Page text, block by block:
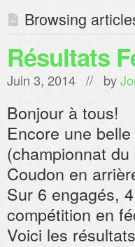
Browsing
Résultats
Juin 3, 2014 // by
Bonjour à tous!
Encore une
(championnat
Coudon en
Sur 6 engagés,
compétition en
Voici les